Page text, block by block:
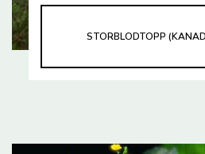
STORBLODTOPP